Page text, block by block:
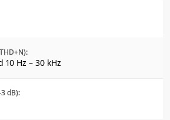
10 Hz – 30 kHz
dB):